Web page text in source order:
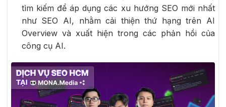
tìm kiếm để áp dụng các xu hướng SEO mới nhất
như SEO AI, nhằm cải thiện thứ hạng trên AI
Overview và xuất hiện trong các phản hồi của
công cụ AI.